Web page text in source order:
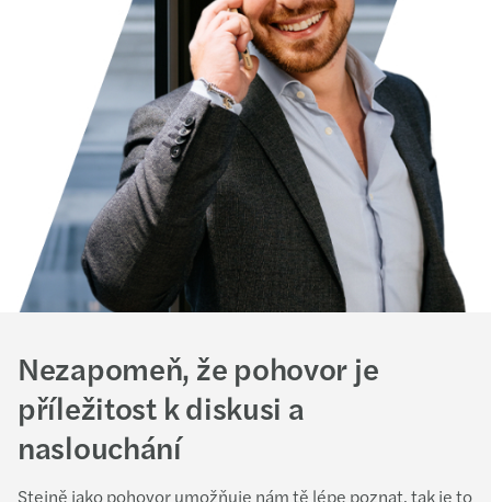
Nezapomeň, že pohovor je
příležitost k diskusi a
naslouchání
Stejně jako pohovor umožňuje nám tě lépe poznat, tak je to